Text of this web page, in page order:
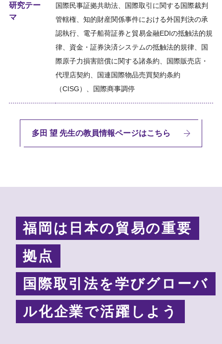
研究テー
マ
国際民事証拠共助法、国際取引に関する国際裁判
管轄権、知的財産関係事件における外国判決の承
認執行、電子船荷証券と貿易金融EDIの抵触法的規
律、資金・証券決済システムの抵触法的規律、国
際原子力損害賠償に関する諸条約、国際販売店・
代理店契約、国連国際物品売買契約条約
（CISG）、国際商事調停
多田 望 先生の教員情報ページはこちら
福岡は日本の貿易の重要
拠点
国際取引法を学びグローバ
ル化企業で活躍しよう